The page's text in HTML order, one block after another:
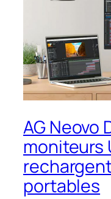
AG Neovo
moniteurs
portables